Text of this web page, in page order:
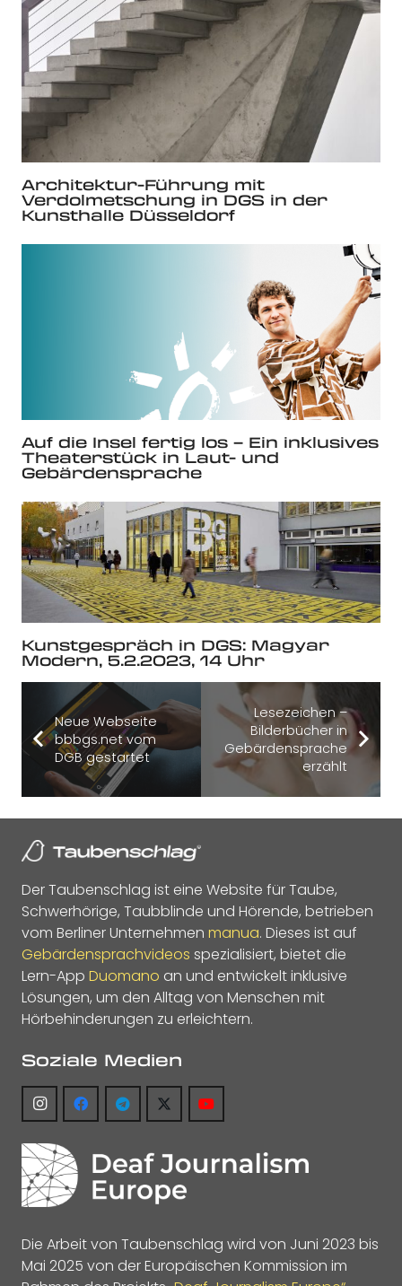
Architektur-Führung mit
Verdolmetschung in DGS in der
Kunsthalle Düsseldorf
Auf die Insel fertig los – Ein inklusives
Theaterstück in Laut- und
Gebärdensprache
Kunstgespräch in DGS: Magyar
Modern, 5.2.2023, 14 Uhr
Neue Webseite
bbbgs.net vom
DGB gestartet
Lesezeichen –
Bilderbücher in
Gebärdensprache
erzählt
Der Taubenschlag ist eine Website für Taube,
Schwerhörige, Taubblinde und Hörende, betrieben
vom Berliner Unternehmen manua. Dieses ist auf
Gebärdensprachvideos spezialisiert, bietet die
Lern-App Duomano an und entwickelt inklusive
Lösungen, um den Alltag von Menschen mit
Hörbehinderungen zu erleichtern.
Soziale Medien
Die Arbeit von Taubenschlag wird von Juni 2023 bis
Mai 2025 von der Europäischen Kommission im